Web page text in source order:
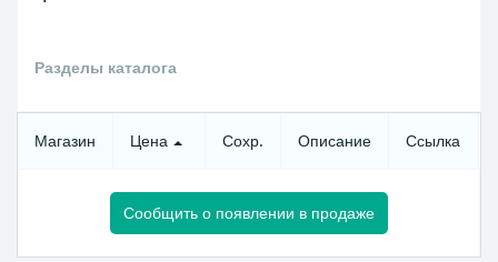
Разделы каталога
Магазин Цена Сохр. Описание Ссылка
Сообщить о появлении в продаже